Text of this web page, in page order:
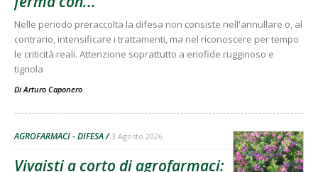
Nelle periodo preraccolta la difesa non consiste nell'annullare o, al
contrario, intensificare i trattamenti, ma nel riconoscere per tempo
le criticità reali. Attenzione soprattutto a eriofide rugginoso e
tignola
Di Arturo Caponero
AGROFARMACI - DIFESA 3 Agosto 2026
Vivaisti a corto di agrofarmaci: